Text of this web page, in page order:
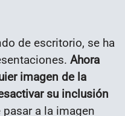
de escritorio, se ha
Ahora
imagen de la
su inclusión
a la imagen